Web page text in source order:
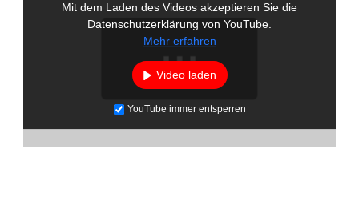
Mit dem Laden des Videos akzeptieren Sie die
Datenschutzerklärung von YouTube.
Mehr erfahren
Video laden
YouTube immer entsperren